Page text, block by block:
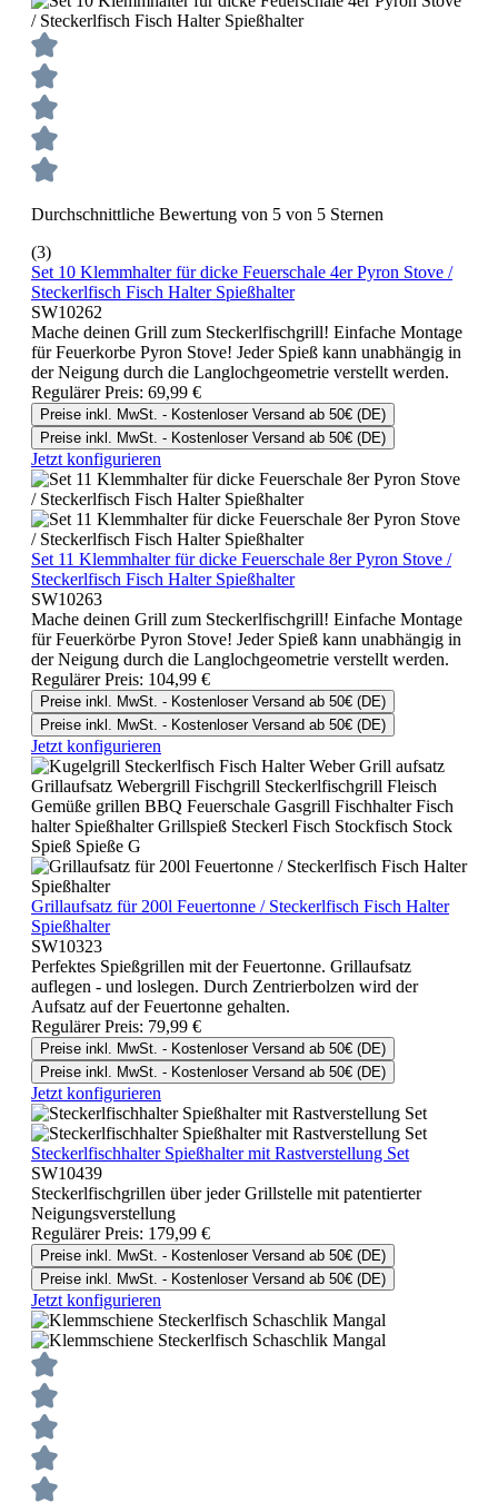
Durchschnittliche Bewertung von 5 von 5 Sternen
(3)
Set 10 Klemmhalter für dicke Feuerschale 4er Pyron Stove /
Steckerlfisch Fisch Halter Spießhalter
SW10262
Mache deinen Grill zum Steckerlfischgrill! Einfache Montage
für Feuerkorbe Pyron Stove! Jeder Spieß kann unabhängig in
der Neigung durch die Langlochgeometrie verstellt werden.
Regulärer Preis: 69,99 €
Preise inkl. MwSt. - Kostenloser Versand ab 50€ (DE)
Preise inkl. MwSt. - Kostenloser Versand ab 50€ (DE)
Jetzt konfigurieren
Set 11 Klemmhalter für dicke Feuerschale 8er Pyron Stove /
Steckerlfisch Fisch Halter Spießhalter
SW10263
Mache deinen Grill zum Steckerlfischgrill! Einfache Montage
für Feuerkörbe Pyron Stove! Jeder Spieß kann unabhängig in
der Neigung durch die Langlochgeometrie verstellt werden.
Regulärer Preis: 104,99 €
Preise inkl. MwSt. - Kostenloser Versand ab 50€ (DE)
Preise inkl. MwSt. - Kostenloser Versand ab 50€ (DE)
Jetzt konfigurieren
Grillaufsatz für 200l Feuertonne / Steckerlfisch Fisch Halter
Spießhalter
SW10323
Perfektes Spießgrillen mit der Feuertonne. Grillaufsatz
auflegen - und loslegen. Durch Zentrierbolzen wird der
Aufsatz auf der Feuertonne gehalten.
Regulärer Preis: 79,99 €
Preise inkl. MwSt. - Kostenloser Versand ab 50€ (DE)
Preise inkl. MwSt. - Kostenloser Versand ab 50€ (DE)
Jetzt konfigurieren
Steckerlfischhalter Spießhalter mit Rastverstellung Set
SW10439
Steckerlfischgrillen über jeder Grillstelle mit patentierter
Neigungsverstellung
Regulärer Preis: 179,99 €
Preise inkl. MwSt. - Kostenloser Versand ab 50€ (DE)
Preise inkl. MwSt. - Kostenloser Versand ab 50€ (DE)
Jetzt konfigurieren